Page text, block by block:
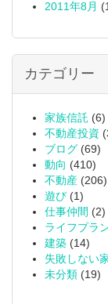
2011年8月
カテゴリー
家族信託 (6)
不動産投資
ブログ (69)
動向 (410)
不動産 (206)
遊び (1)
仕事仲間 (2)
ライフプラ
建築 (14)
失敗しない
未分類 (19)